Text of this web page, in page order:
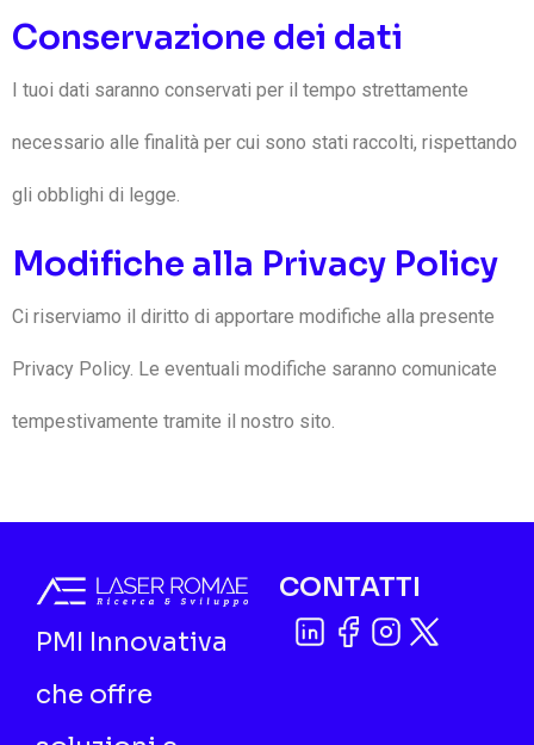
Conservazione dei dati
I tuoi dati saranno conservati per il tempo strettamente
necessario alle finalità per cui sono stati raccolti, rispettando
gli obblighi di legge.
Modifiche alla Privacy Policy
Ci riserviamo il diritto di apportare modifiche alla presente
Privacy Policy. Le eventuali modifiche saranno comunicate
tempestivamente tramite il nostro sito.
PMI Innovativa
che offre
CONTATTI